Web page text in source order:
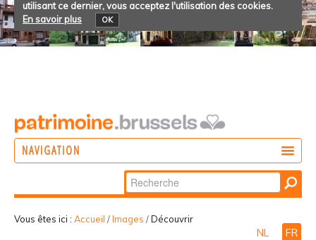
utilisant ce dernier, vous acceptez l'utilisation des cookies.
En savoir plus
OK
NAVIGATION
Chercher par
Recherche
avancée…
Vous êtes ici : Accueil /Images /Découvrir
NL FR